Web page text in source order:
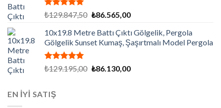
5 üzerinden
aldı
₺129.847,50 Orijinal
₺129.847,50.
₺86.565,00Şu
fiyat:
₺86.565,00.
10x19.8 Metre Battı Çıktı Gölgelik, Pergola
Gölgelik Sunset Kumaş, Şaşırtmalı Model Pergola
5 üzerinden
₺129.195,00 Orijinal
₺86.130,00Şu
EN İYİ SATIŞ